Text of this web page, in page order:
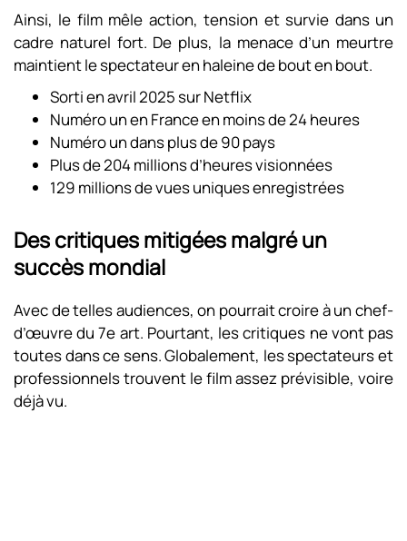
Ainsi, le film mêle action, tension et survie dans un
cadre naturel fort. De plus, la menace d’un meurtre
maintient le spectateur en haleine de bout en bout.
Sorti en avril 2025 sur Netflix
Numéro un en France en moins de 24 heures
Numéro un dans plus de 90 pays
Plus de 204 millions d’heures visionnées
129 millions de vues uniques enregistrées
Des critiques mitigées malgré un
succès mondial
Avec de telles audiences, on pourrait croire à un chef-
d’œuvre du 7e art. Pourtant, les critiques ne vont pas
toutes dans ce sens. Globalement, les spectateurs et
professionnels trouvent le film assez prévisible, voire
déjà vu.